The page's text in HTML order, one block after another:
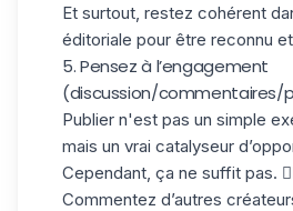
Et surtout, restez cohérent
éditoriale pour être reconnu
5. Pensez à l’engagement
(discussion/commentaires/
Publier n'est pas un simple
mais un vrai catalyseur
Cependant, ça ne suffit pas.
Commentez d’autres